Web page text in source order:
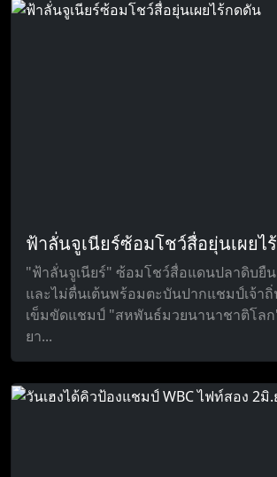
ฟ้าลั่นจูเนียร์ซ้อมโชว์สื่อยุ่นเผยไ
"ฟ้าลั่นจูเนียร์" ซ้อมโชว์สื่อแดนปลาดิบยื
และไม่ตื่นเต้นพร้อมตะบันปากแชมป์เจ้า
เข็มขัดแชมป์ "สหพันธ์มวยนานาชาติโล
ยา...